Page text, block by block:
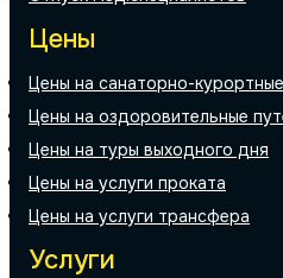
Цены
Цены на санаторно-
Цены на оздоровительные
Цены на туры выходного дня
Цены на услуги проката
Цены на услуги трансфера
Услуги